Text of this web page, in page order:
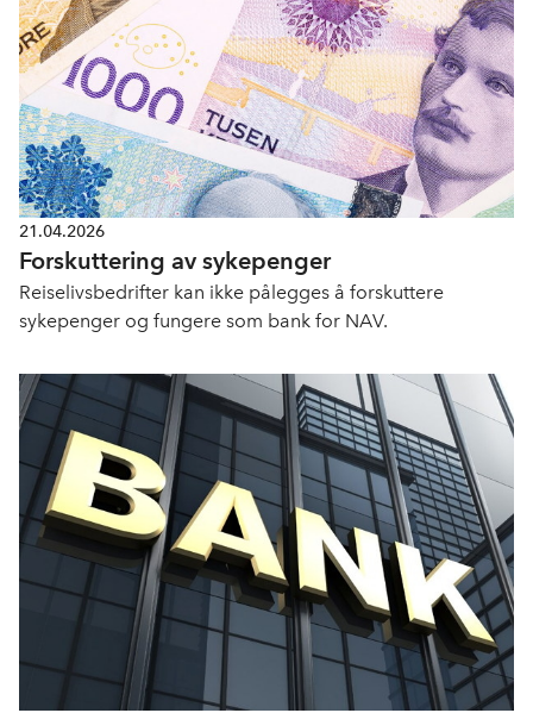
21.04.2026
Forskuttering av sykepenger
Reiselivsbedrifter kan ikke pålegges å forskuttere
sykepenger og fungere som bank for NAV.